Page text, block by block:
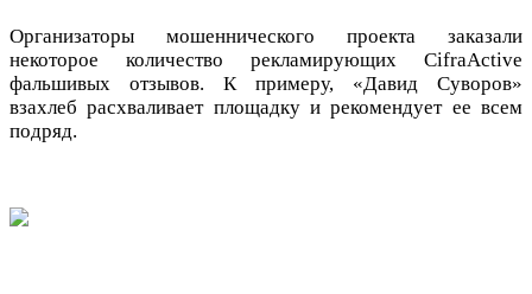
Организаторы мошеннического проекта заказали
некоторое количество рекламирующих CifraActive
фальшивых отзывов. К примеру, «Давид Суворов»
взахлеб расхваливает площадку и рекомендует ее всем
подряд.